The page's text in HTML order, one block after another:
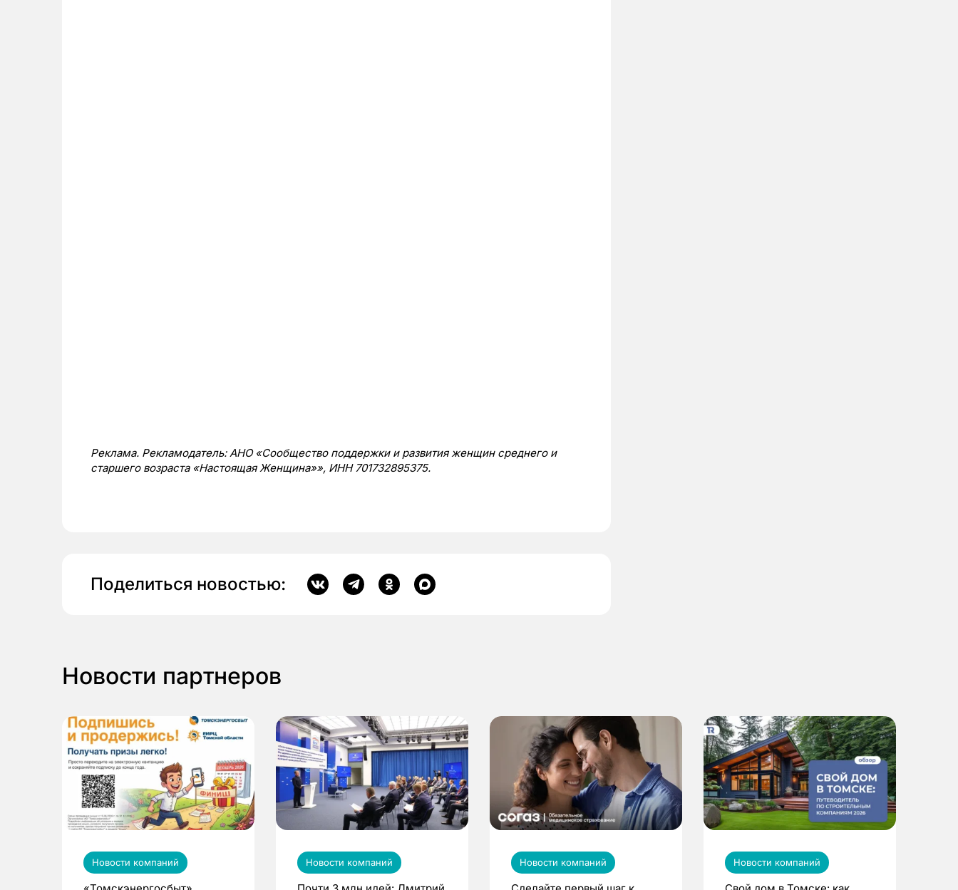
Реклама. Рекламодатель: АНО «Сообщество поддержки и развития женщин среднего и
старшего возраста «Настоящая Женщина»», ИНН 701732895375.
Поделиться новостью:
Новости партнеров
Новости компаний Новости компаний Новости компаний Новости компаний